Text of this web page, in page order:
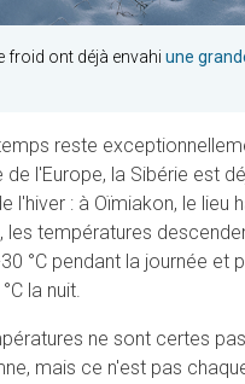
froid ont déjà envahi une
reste
de l'Europe, la Sibérie est
l'hiver : à Oïmiakon, le lieu
les températures
°C pendant la journée et
la nuit.
ne sont certes
mais ce n'est pas